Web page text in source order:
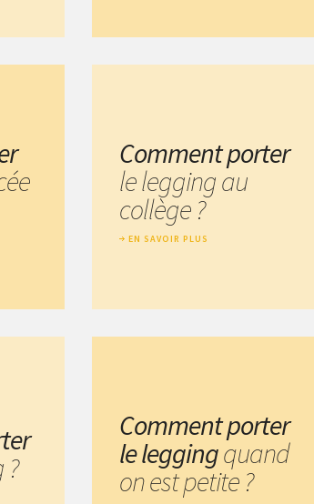
Comment porter
le legging au
collège ?
EN SAVOIR PLUS
Comment porter
le leggingquand
on est petite ?